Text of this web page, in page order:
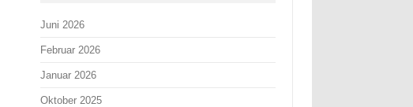
Juni 2026
Februar 2026
Januar 2026
Oktober 2025